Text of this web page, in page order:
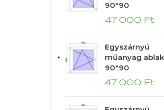
90*90
47 000 Ft
Egyszárnyú
műanyag ablak
90*90
47 000 Ft